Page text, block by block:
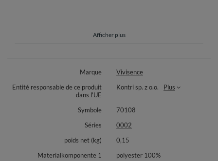
ajoute une touche chic à vos tenues. Idéal pour l’automne et l’hiver, pour
les promenades, le trajet quotidien ou les sorties en ville.
Conçu et cousu en Pologne, cet accessoire combine style et praticité au
glisser ni aplatir la coiffure. Portez-le avec un manteau, une doudoune ou
Matière: 100% polyester. Entretien facile et séchage rapide. Aucune
Afficher plus
Marque
Vivisence
Entité responsable de ce produit
dans l'UE
Kontri sp. z o.o. Plus
Symbole
70108
Séries
0002
poids net (kg)
0,15
Materialkomponente 1
polyester 100%